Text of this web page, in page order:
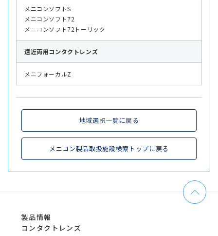
メニコンソフトS
メニコンソフト72
メニコンソフト72トーリック
遠近両用コンタクトレンズ
メニフォーカルZ
地域選択一覧に戻る
メニコン製品取扱施設検索トップに戻る
製品情報
コンタクトレンズ